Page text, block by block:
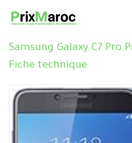
Samsung Galaxy C7 Pro
Fiche technique